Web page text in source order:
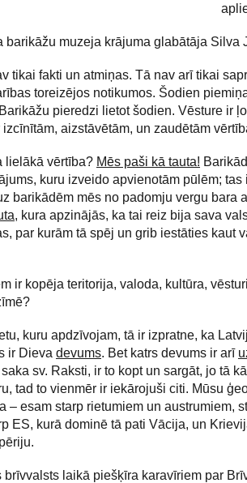
barikāžu muzeja krājuma glabātāja Silva
tikai fakti un atmiņas. Tā nav arī tikai
toreizējos notikumos. Šodien
pieredzi lietot šodien. Vēsture ir
aizstāvētām, un zaudētām
lielākā vērtība? Mēs paši kā tauta!
kuru izveido apvienotām pūlēm;
barikādēm mēs no padomju vergu bara
, kura apzinājās, ka tai reiz bija sava
par kurām tā spēj un grib iestāties kaut
ir kopēja teritorija, valoda, kultūra,
kuru apdzīvojam, tā ir izpratne, ka
ir Dieva devums. Bet katrs devums ir arī
sv. Raksti, ir to kopt un sargāt, jo tā
tad to vienmēr ir iekārojuši citi. Mūsu
– esam starp rietumiem un austrumiem,
ES, kurā dominē tā pati Vācija, un
brīvvalsts laikā piešķīra karavīriem par